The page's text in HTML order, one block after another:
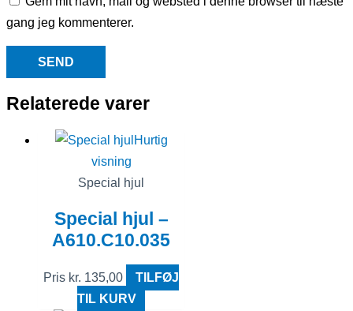
gang jeg kommenterer.
Relaterede varer
Hurtig
visning
Special hjul
Special hjul –
A610.C10.035
Pris kr. 135,00
TILFØJ
TIL KURV